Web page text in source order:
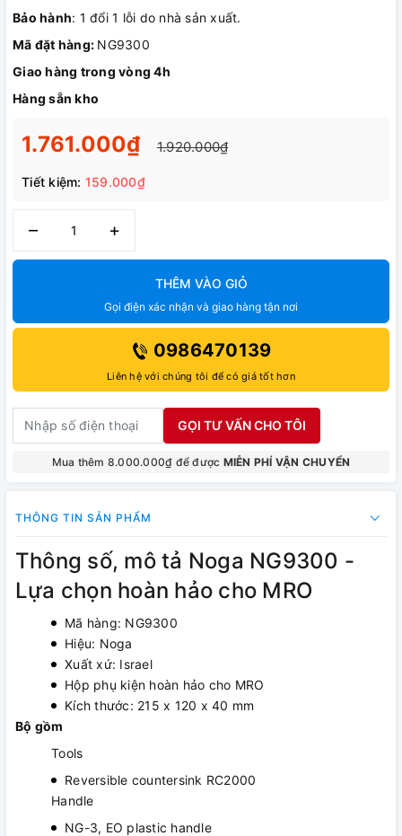
Bảo hành: 1 đổi 1 lỗi do nhà sản xuất.
Mã đặt hàng: NG9300
Giao hàng trong vòng 4h
Hàng sẵn kho
1.761.000₫ 1.920.000₫
Tiết kiệm: 159.000₫
– +
THÊM VÀO GIỎ
Gọi điện xác nhận và giao hàng tận nơi
0986470139
Liên hệ với chúng tôi để có giá tốt hơn
GỌI TƯ VẤN CHO TÔI
Mua thêm 8.000.000₫ để được MIỄN PHÍ VẬN CHUYỂN
THÔNG TIN SẢN PHẨM
Thông số, mô tả Noga NG9300 -
Lựa chọn hoàn hảo cho MRO
Mã hàng: NG9300
Hiệu: Noga
Xuất xứ: Israel
Hộp phụ kiện hoàn hảo cho MRO
Kích thước: 215 x 120 x 40 mm
Bộ gồm
Tools
Reversible countersink RC2000
Handle
NG-3, EO plastic handle